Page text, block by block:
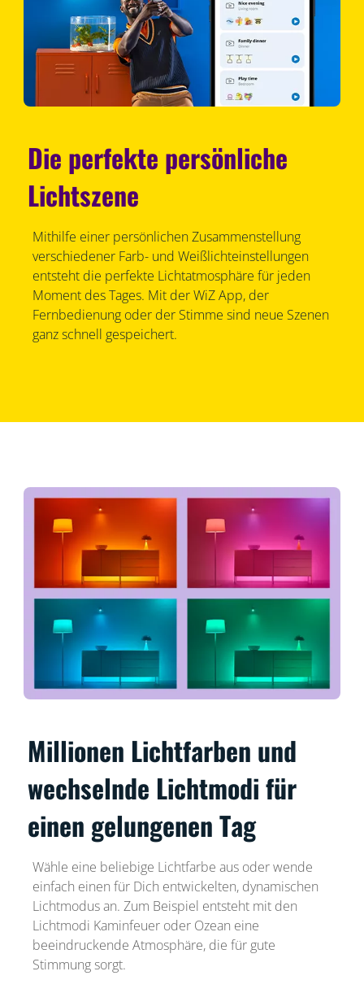
Die perfekte persönliche
Lichtszene
Mithilfe einer persönlichen Zusammenstellung
verschiedener Farb- und Weißlichteinstellungen
entsteht die perfekte Lichtatmosphäre für jeden
Moment des Tages. Mit der WiZ App, der
Fernbedienung oder der Stimme sind neue Szenen
ganz schnell gespeichert.
Millionen Lichtfarben und
wechselnde Lichtmodi für
einen gelungenen Tag
Wähle eine beliebige Lichtfarbe aus oder wende
einfach einen für Dich entwickelten, dynamischen
Lichtmodus an. Zum Beispiel entsteht mit den
Lichtmodi Kaminfeuer oder Ozean eine
beeindruckende Atmosphäre, die für gute
Stimmung sorgt.